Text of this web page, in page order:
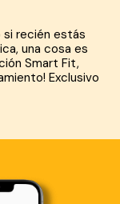
si recién estás
una cosa es
Smart Fit,
Exclusivo